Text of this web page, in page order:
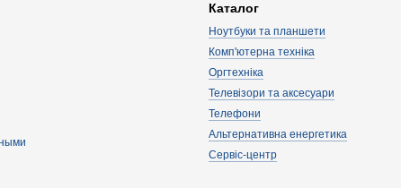
Каталог
Ноутбуки та планшети
Комп'ютерна техніка
Оргтехніка
Телевізори та аксесуари
Телефони
Альтернативна енергетика
Сервіс-центр